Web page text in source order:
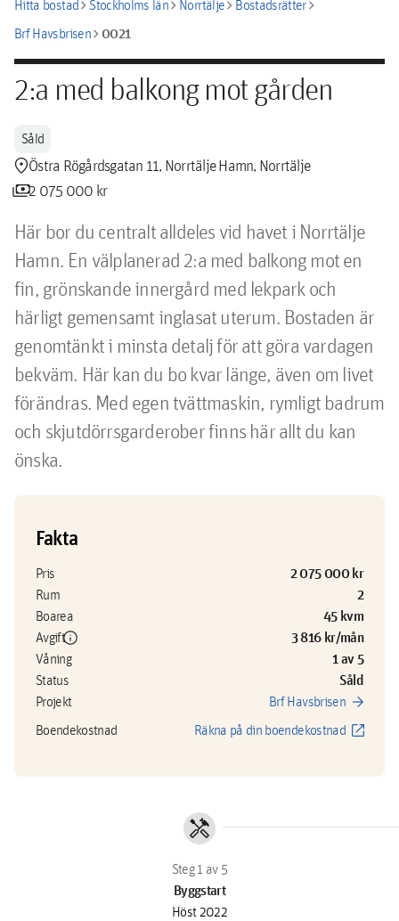
Hitta bostadchevron_rightStockholms länchevron_rightNorrtäljechevron_rightBostadsrätterchevron_right
Brf Havsbrisenchevron_right0021
2:a med balkong mot gården
Såld
location_pinÖstra Rögårdsgatan 11, Norrtälje Hamn, Norrtälje
payments2 075 000 kr
Här bor du centralt alldeles vid havet i Norrtälje
Hamn. En välplanerad 2:a med balkong mot en
fin, grönskande innergård med lekpark och
härligt gemensamt inglasat uterum. Bostaden är
genomtänkt i minsta detalj för att göra vardagen
bekväm. Här kan du bo kvar länge, även om livet
förändras. Med egen tvättmaskin, rymligt badrum
och skjutdörrsgarderober finns här allt du kan
önska.
Fakta
Pris 2 075 000 kr
Rum 2
Boarea 45 kvm
Avgiftinfo 3 816 kr/mån
Våning 1 av 5
Status Såld
Projekt Brf Havsbrisen arrow_forward
Boendekostnad Räkna på din boendekostnad open_in_new
handyman
Byggstart
Höst 2022